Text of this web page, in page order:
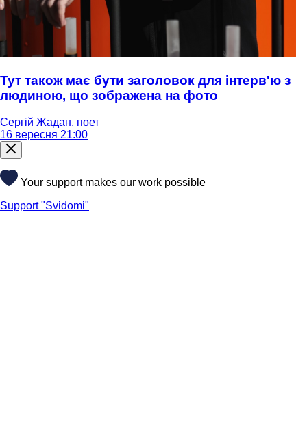
Тут також має бути заголовок для інтерв'ю з
людиною, що зображена на фото
Сергій Жадан, поет
16 вересня 21:00
Your support makes our work possible
Support "Svidomi"